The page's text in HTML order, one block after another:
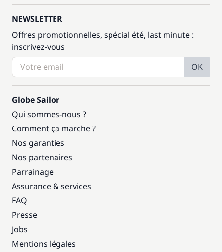
NEWSLETTER
Offres promotionnelles, spécial été, last minute :
inscrivez-vous
OK
Globe Sailor
Qui sommes-nous ?
Comment ça marche ?
Nos garanties
Nos partenaires
Parrainage
Assurance & services
FAQ
Presse
Jobs
Mentions légales